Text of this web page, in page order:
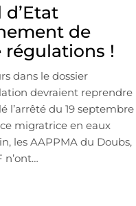
de
régulations !
dans le dossier
devraient reprendre
l’arrêté du 19 septembre
migratrice en eaux
les AAPPMA du Doubs,
n’ont…